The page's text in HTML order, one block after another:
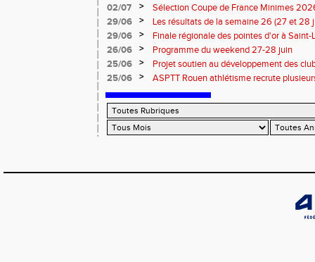
02/07
>
Sélection Coupe de France Minimes
29/06
>
Les résultats de la semaine 26 (27 et 28
29/06
>
Finale régionale des pointes d'or à
informations
26/06 >
Programme du weekend 27-28 juin
25/06
>
Projet soutien au développement des
25/06
> ASPTT Rouen athlétisme recrute